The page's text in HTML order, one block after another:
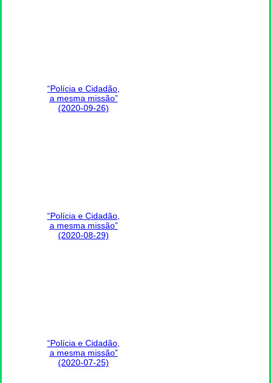
“Polícia e Cidadão,
a mesma missão”
(2020-09-26)
“Polícia e Cidadão,
a mesma missão”
(2020-08-29)
“Polícia e Cidadão,
a mesma missão”
(2020-07-25)